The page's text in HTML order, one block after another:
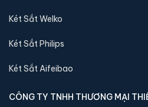
Két Sắt Welko
Két Sắt Philips
Két Sắt Aifeibao
CÔNG TY TNHH THƯƠNG MẠI